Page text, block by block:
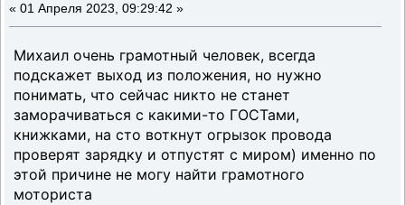
« 01 Апреля 2023, 09:29:42 »
Михаил очень грамотный человек, всегда
подскажет выход из положения, но нужно
понимать, что сейчас никто не станет
заморачиваться с какими-то ГОСТами,
книжками, на сто воткнут огрызок провода
проверят зарядку и отпустят с миром) именно по
этой причине не могу найти грамотного
моториста